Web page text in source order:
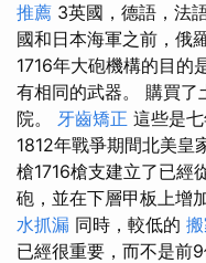
推薦 3英國，德語，法
國和日本海軍之前，俄
1716年大砲機構的目的
有相同的武器。 購買了
院。 牙齒矯正 這些是
1812年戰爭期間北美皇
槍1716槍支建立了已經
砲，並在下層甲板上增
水抓漏 同時，較低的
已經很重要，而不是前9